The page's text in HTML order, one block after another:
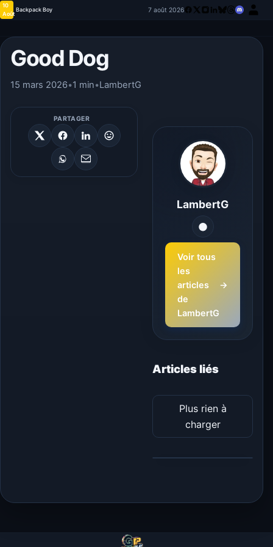
10
Août
Backpack Boy 7 août 2026
Good Dog
15 mars 2026•1 min•LambertG
PARTAGER
LambertG
Voir tous
les
articles
de
LambertG
→
Articles liés
Plus rien à
charger